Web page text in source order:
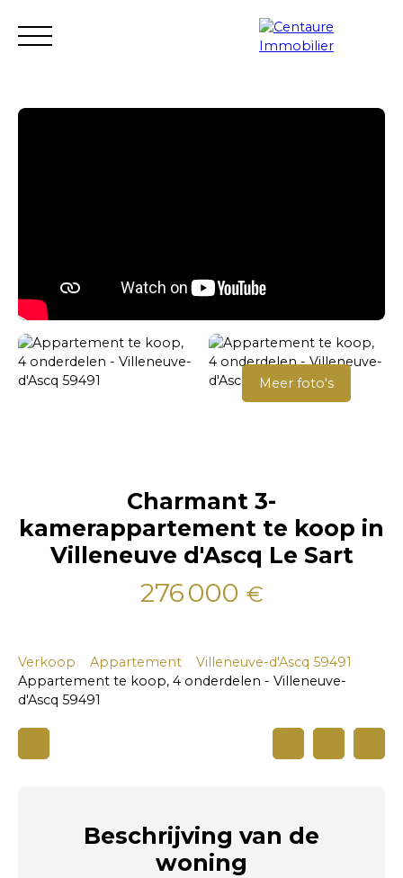
Meer foto's
Charmant 3-
kamerappartement te koop in
Villeneuve d'Ascq Le Sart
276 000 €
Verkoop Appartement
Villeneuve-d'Ascq 59491
Appartement te koop, 4 onderdelen - Villeneuve-
d'Ascq 59491
Beschrijving van de
woning